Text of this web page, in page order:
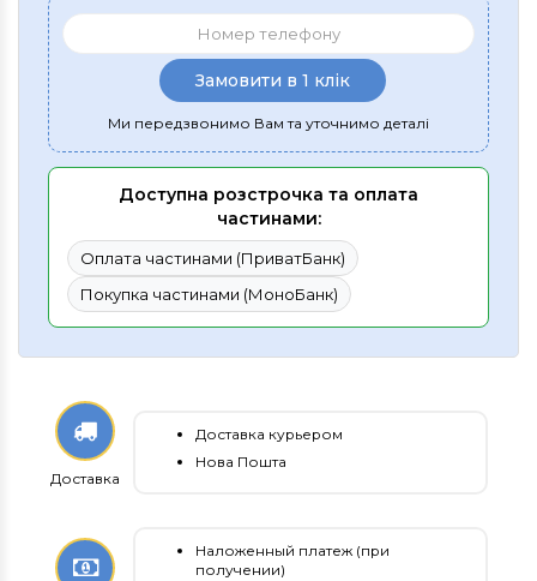
Замовити в 1 клік
Ми передзвонимо Вам та уточнимо деталі
Доступна розстрочка та оплата
частинами:
Оплата частинами (ПриватБанк)
Покупка частинами (МоноБанк)
Доставка
Доставка курьером
Нова Пошта
Наложенный платеж (при
получении)